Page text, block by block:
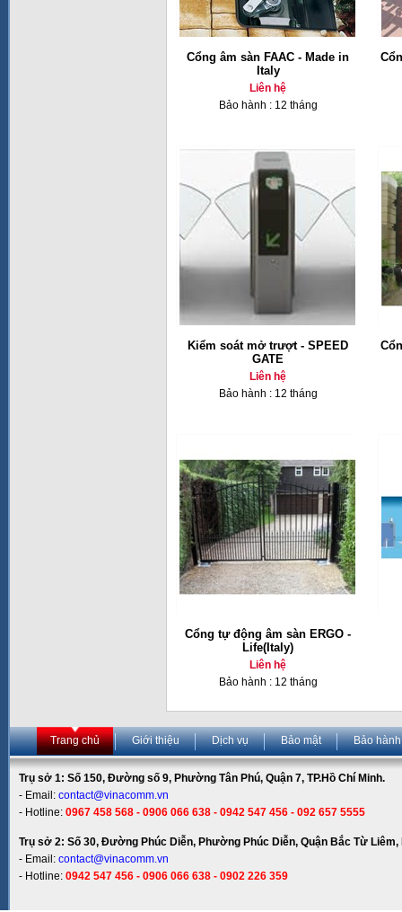
Cổng âm sàn FAAC - Made in
Italy
Liên hệ
Bảo hành : 12 tháng
Kiểm soát mở trượt - SPEED
GATE
Liên hệ
Bảo hành : 12 tháng
Cổng tự động âm sàn ERGO -
Life(Italy)
Liên hệ
Bảo hành : 12 tháng
Trang chủ Giới thiệu Dịch vụ Bảo mật Bảo hành
Trụ sở 1: Số 150, Đường số 9, Phường Tân Phú, Quận 7, TP.Hồ Chí Minh.
- Email: contact@vinacomm.vn
- Hotline: 0967 458 568 - 0906 066 638 - 0942 547 456 - 092 657 5555
Trụ sở 2: Số 30, Đường Phúc Diễn, Phường Phúc Diễn, Quận Bắc Từ Liêm,
- Email: contact@vinacomm.vn
- Hotline: 0942 547 456 - 0906 066 638 - 0902 226 359